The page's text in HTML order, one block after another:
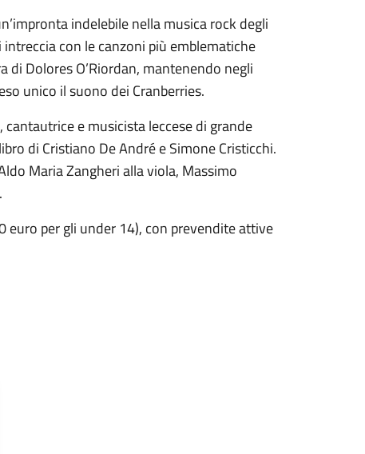
indelebile nella musica rock degli
con le canzoni più emblematiche
di Dolores O’Riordan, mantenendo negli
unico il suono dei Cranberries.
e musicista leccese di grande
di Cristiano De André e Simone Cristicchi.
Maria Zangheri alla viola, Massimo
per gli under 14), con prevendite attive